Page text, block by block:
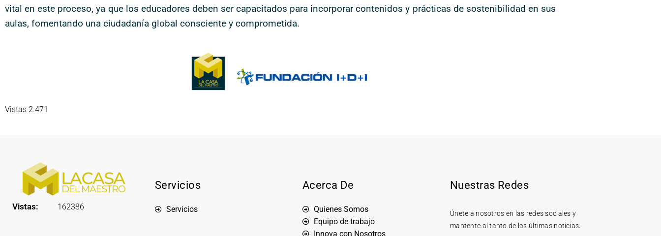
vital en este proceso, ya que los educadores deben ser capacitados para incorporar contenidos y prácticas de sostenibilidad en sus
aulas, fomentando una ciudadanía global consciente y comprometida.
Vistas 2.471
Vistas: 162386
Servicios
Servicios
Acerca De
Quienes Somos
Equipo de trabajo
Innova con Nosotros
Nuestras Redes
Únete a nosotros en las redes sociales y
mantente al tanto de las últimas noticias.